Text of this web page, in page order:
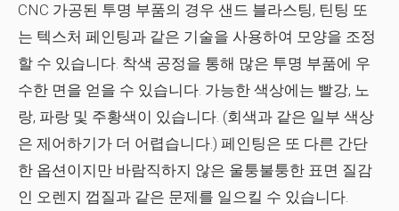
CNC 가공된 투명 부품의 경우 샌드 블라스팅, 틴팅 또
는 텍스처 페인팅과 같은 기술을 사용하여 모양을 조정
할 수 있습니다. 착색 공정을 통해 많은 투명 부품에 우
수한 면을 얻을 수 있습니다. 가능한 색상에는 빨강, 노
랑, 파랑 및 주황색이 있습니다. (회색과 같은 일부 색상
은 제어하기가 더 어렵습니다.) 페인팅은 또 다른 간단
한 옵션이지만 바람직하지 않은 울퉁불퉁한 표면 질감
인 오렌지 껍질과 같은 문제를 일으킬 수 있습니다.